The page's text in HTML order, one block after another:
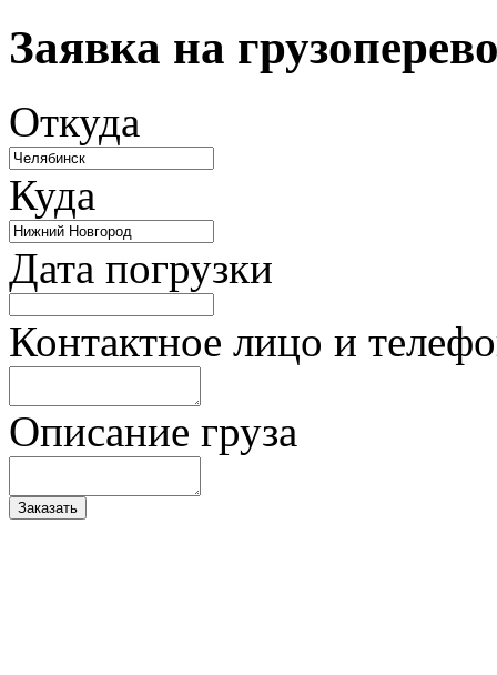
Заявка на
Откуда
Куда
Дата погрузки
Контактное лицо и
Описание груза
Заказать